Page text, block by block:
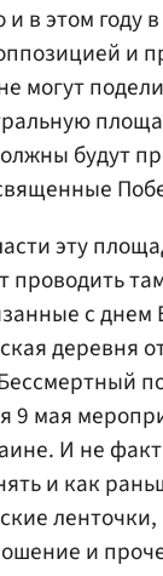
в этом году
и
могут
будут
эту
проводить
с днем
деревня
9 мая
И не
и как
и